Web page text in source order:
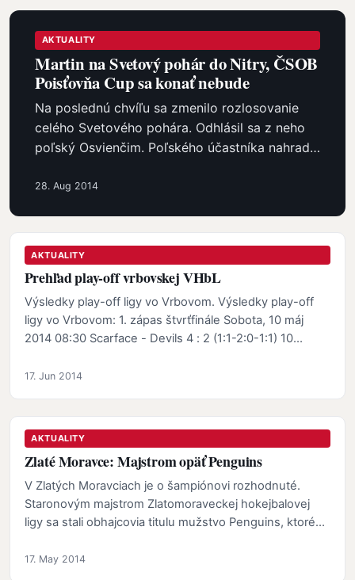
AKTUALITY
Martin na Svetový pohár do Nitry, ČSOB
Poisťovňa Cup sa konať nebude
Na poslednú chvíľu sa zmenilo rozlosovanie
celého Svetového pohára. Odhlásil sa z neho
poľský Osvienčim. Poľského účastníka nahradí
28. Aug 2014
AKTUALITY
Prehľad play-off vrbovskej VHbL
Výsledky play-off ligy vo Vrbovom. Výsledky play-off
ligy vo Vrbovom: 1. zápas štvrťfinále Sobota, 10 máj
2014 08:30 Scarface - Devils 4 : 2 (1:1-2:0-1:1) 10…
17. Jun 2014
AKTUALITY
Zlaté Moravce: Majstrom opäť Penguins
V Zlatých Moravciach je o šampiónovi rozhodnuté.
Staronovým majstrom Zlatomoraveckej hokejbalovej
ligy sa stali obhajcovia titulu mužstvo Penguins, ktoré…
17. May 2014